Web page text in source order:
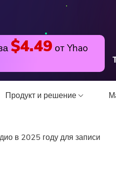
$4.49от Yhao
Продукт и решение
в 2025 году для записи